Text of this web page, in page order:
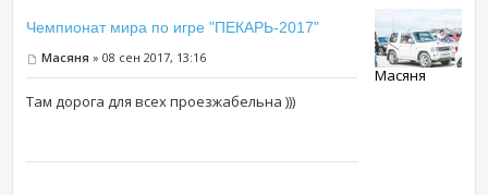
Чемпионат мира по игре "ПЕКАРЬ-2017"
Масяня » 08 сен 2017, 13:16
Там дорога для всех проезжабельна )))
Масяня